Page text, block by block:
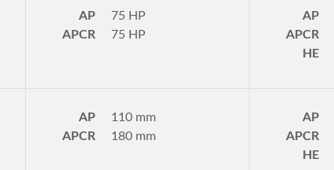
AP
75 HP
APCR
75 HP
AP
APCR
HE
AP
110 mm
APCR
180 mm
AP
APCR
HE